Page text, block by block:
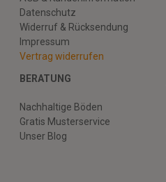
Datenschutz
Widerruf & Rücksendung
Impressum
Vertrag widerrufen
BERATUNG
Nachhaltige Böden
Gratis Musterservice
Unser Blog